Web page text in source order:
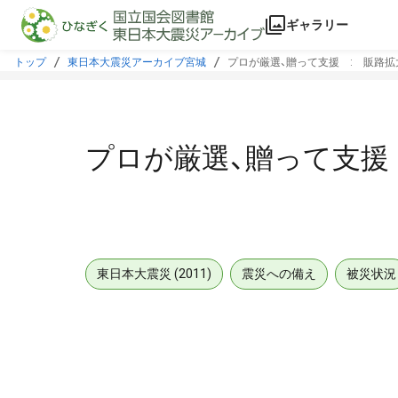
本文に飛ぶ
ギャラリー
トップ 東日本大震災アーカイブ宮城 プロが厳選、贈って支援 : 販路拡
プロが厳選、贈って
東日本大震災 (2011) 震災への備え 被災状況